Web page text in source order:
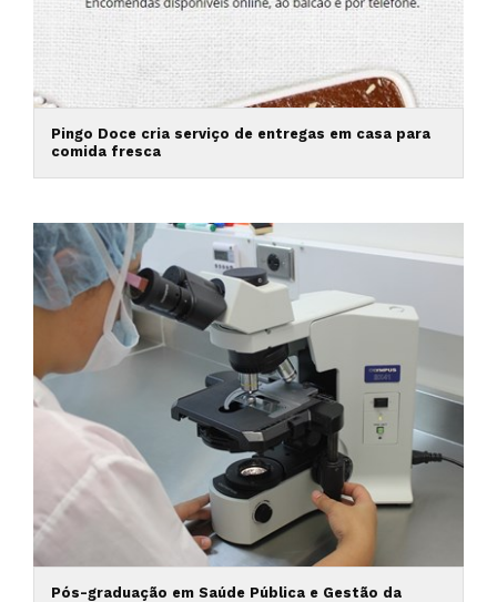
Pingo Doce cria serviço de entregas em casa para
comida fresca
Pós-graduação em Saúde Pública e Gestão da